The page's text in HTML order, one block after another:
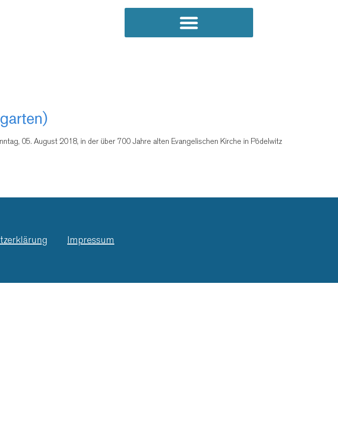
05. August 2018, in der über 700 Jahre alten Evangelischen Kirche in Pödelwitz
Impressum